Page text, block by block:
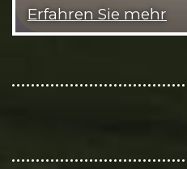
Erfahren Sie mehr